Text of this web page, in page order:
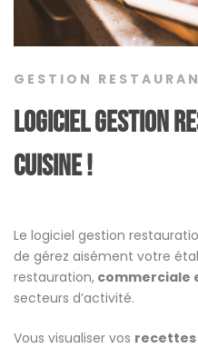
GESTION
Logiciel gestion
cuisine !
Le logiciel gestion
de gérez aisément votre
restauration, commerciale
secteurs d’activité.
Vous visualiser vos recettes